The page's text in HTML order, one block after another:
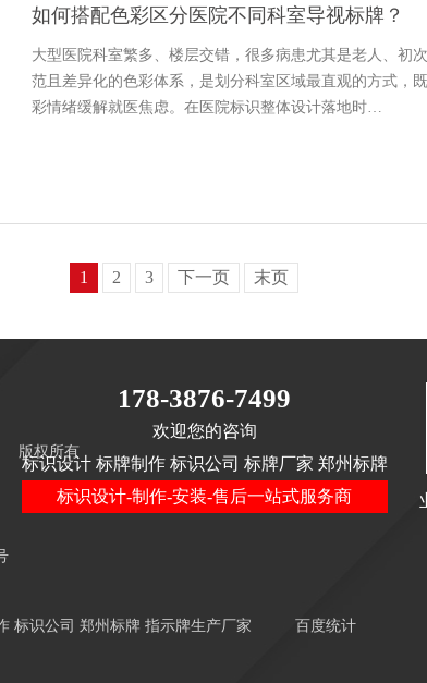
如何搭配色彩区分医院不同科室导视标牌？
大型医院科室繁多、楼层交错，很多病患尤其是老人、初
范且差异化的色彩体系，是划分科室区域最直观的方式，
彩情绪缓解就医焦虑。在医院标识整体设计落地时…
1 2 3 下一页 末页
版权所有
标识公司 郑州标牌 指示牌生产厂家 百度统计
178-3876-7499
欢迎您的咨询
标识设计 标牌制作 标识公司 标牌厂家 郑州标牌
标识设计-制作-安装-售后一站式服务商